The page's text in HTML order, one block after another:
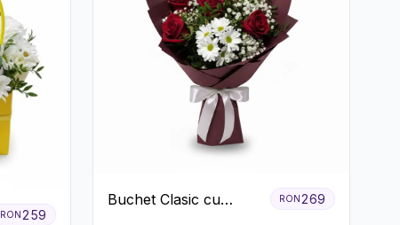
RON259
Buchet Clasic cu
RON 269